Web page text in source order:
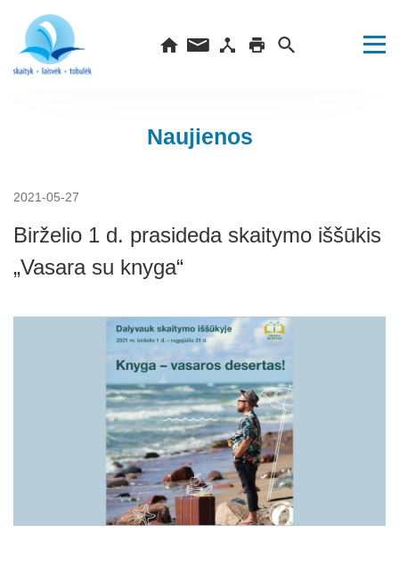
Naujienos
2021-05-27
Birželio 1 d. prasideda skaitymo iššūkis
„Vasara su knyga“